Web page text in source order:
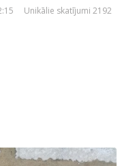
Unikālie skatījumi 2192